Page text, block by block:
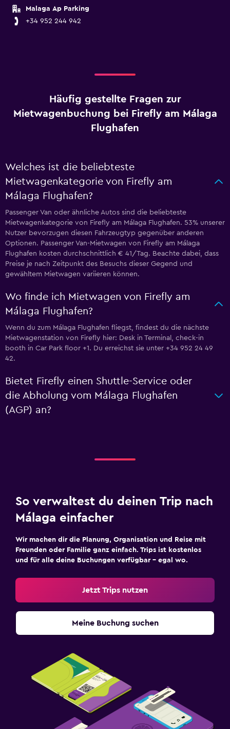
Malaga Ap Parking
+34 952 244 942
Häufig gestellte Fragen zur
Mietwagenbuchung bei Firefly am Málaga
Flughafen
Welches ist die beliebteste
Mietwagenkategorie von Firefly am
Málaga Flughafen?
Passenger Van oder ähnliche Autos sind die beliebteste
Mietwagenkategorie von Firefly am Málaga Flughafen. 53% unserer
Nutzer bevorzugen diesen Fahrzeugtyp gegenüber anderen
Optionen. Passenger Van-Mietwagen von Firefly am Málaga
Flughafen kosten durchschnittlich € 41/Tag. Beachte dabei, dass
Preise je nach Zeitpunkt des Besuchs dieser Gegend und
gewähltem Mietwagen variieren können.
Wo finde ich Mietwagen von Firefly am
Málaga Flughafen?
Wenn du zum Málaga Flughafen fliegst, findest du die nächste
Mietwagenstation von Firefly hier: Desk in Terminal, check-in
booth in Car Park floor +1. Du erreichst sie unter +34 952 24 49
42.
Bietet Firefly einen Shuttle-Service oder
die Abholung vom Málaga Flughafen
(AGP) an?
So verwaltest du deinen Trip nach
Málaga einfacher
Wir machen dir die Planung, Organisation und Reise mit
Freunden oder Familie ganz einfach. Trips ist kostenlos
und für alle deine Buchungen verfügbar – egal wo.
Jetzt Trips nutzen
Meine Buchung suchen